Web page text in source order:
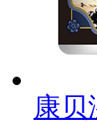
康贝